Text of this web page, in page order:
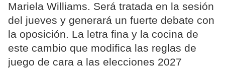
Mariela Williams. Será tratada en la sesión
del jueves y generará un fuerte debate con
la oposición. La letra fina y la cocina de
este cambio que modifica las reglas de
juego de cara a las elecciones 2027